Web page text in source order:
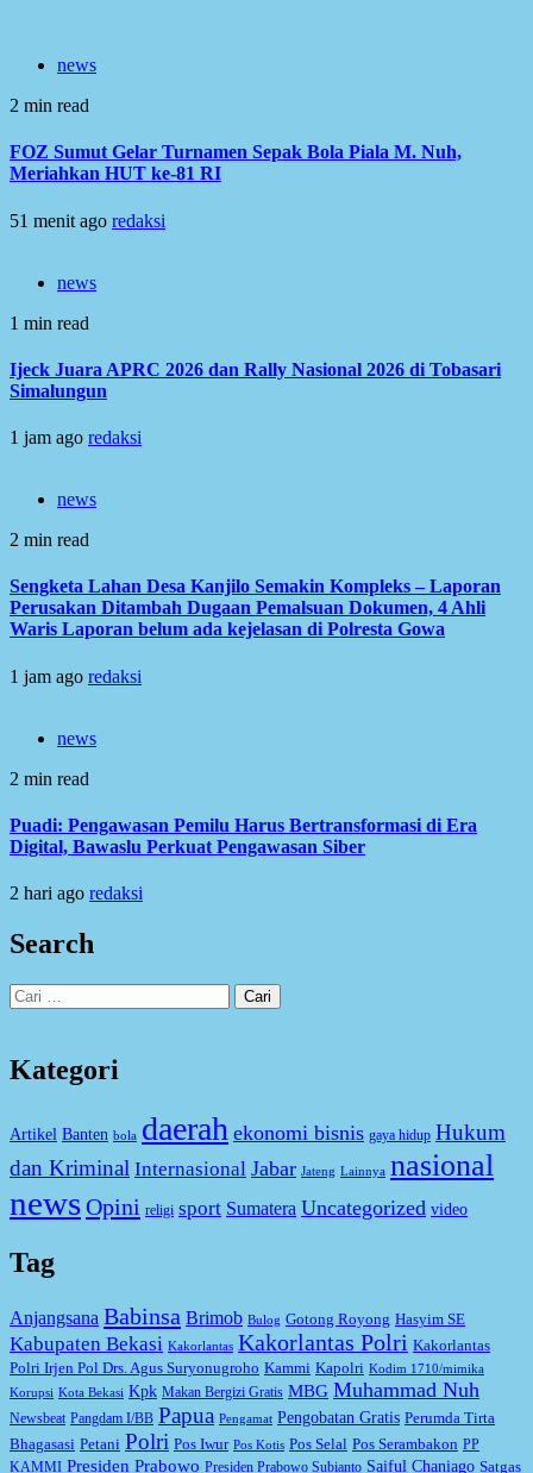
news
2 min read
FOZ Sumut Gelar Turnamen Sepak Bola Piala M. Nuh,
Meriahkan HUT ke-81 RI
51 menit ago redaksi
news
1 min read
Ijeck Juara APRC 2026 dan Rally Nasional 2026 di Tobasari
Simalungun
1 jam ago redaksi
news
2 min read
Sengketa Lahan Desa Kanjilo Semakin Kompleks – Laporan
Perusakan Ditambah Dugaan Pemalsuan Dokumen, 4 Ahli
Waris Laporan belum ada kejelasan di Polresta Gowa
1 jam ago redaksi
news
2 min read
Puadi: Pengawasan Pemilu Harus Bertransformasi di Era
Digital, Bawaslu Perkuat Pengawasan Siber
2 hari ago redaksi
Search
Cari
untuk:
Kategori
Artikel Banten bola daerah ekonomi bisnis gaya hidup Hukum
dan Kriminal Internasional Jabar Jateng Lainnya nasional
newsOpini religi sport Sumatera Uncategorized video
Tag
Anjangsana Babinsa Brimob Bulog Gotong Royong Hasyim SE
Kabupaten Bekasi Kakorlantas Kakorlantas Polri Kakorlantas
Polri Irjen Pol Drs. Agus Suryonugroho Kammi Kapolri Kodim 1710/mimika
Korupsi Kota Bekasi Kpk Makan Bergizi Gratis MBG Muhammad Nuh
Newsbeat Pangdam I/BB Papua Pengamat Pengobatan Gratis Perumda Tirta
Bhagasasi Petani Polri Pos Iwur Pos Kotis Pos Selal Pos Serambakon PP
KAMMI Presiden Prabowo Presiden Prabowo Subianto Saiful Chaniago Satgas